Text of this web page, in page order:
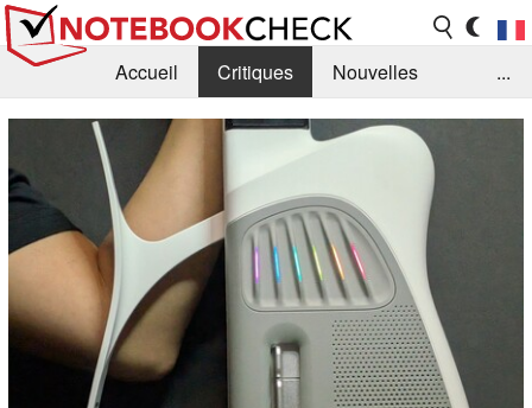
Accueil Critiques
Nouvelles
FAQ
Bibliothèque
Guide d'achat
Recherche
Contact
...